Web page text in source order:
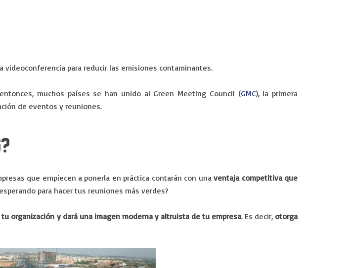
videoconferencia para reducir las emisiones contaminantes.
muchos países se han unido al Green Meeting Council (GMC), la primera
de eventos y reuniones.
que empiecen a ponerla en práctica contarán con unaventaja competitiva que
para hacer tus reuniones más verdes?
organización y dará una imagen moderna y altruista de tu empresa. Es decir, otorga